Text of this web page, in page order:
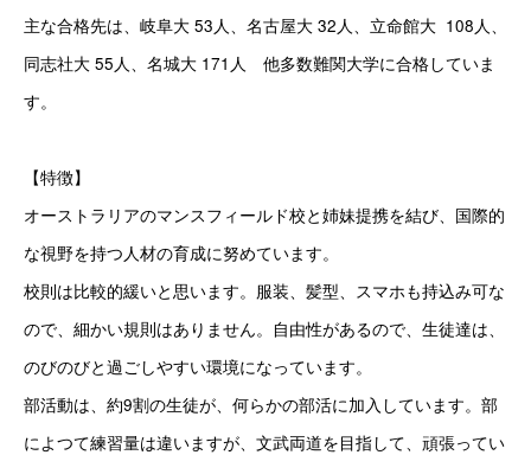
主な合格先は、岐阜大 53人、名古屋大 32人、立命館大  108人、
同志社大 55人、名城大 171人　他多数難関大学に合格していま
す。
【特徴】
オーストラリアのマンスフィールド校と姉妹提携を結び、国際的
な視野を持つ人材の育成に努めています。
校則は比較的緩いと思います。服装、髪型、スマホも持込み可な
ので、細かい規則はありません。自由性があるので、生徒達は、
のびのびと過ごしやすい環境になっています。
部活動は、約9割の生徒が、何らかの部活に加入しています。部
によつて練習量は違いますが、文武両道を目指して、頑張ってい